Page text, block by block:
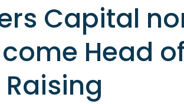
Capital
Head